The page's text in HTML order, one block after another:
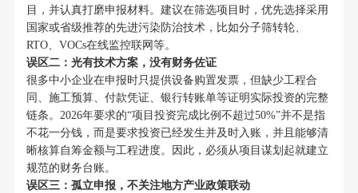
目，并认真打磨申报材料。建议在筛选项目时，优先选择采用
国家或省级推荐的先进污染防治技术，比如分子筛转轮、
RTO、VOCs在线监控联网等。
误区二：光有技术方案，没有财务佐证
很多中小企业在申报时只提供设备购置发票，但缺少工程合
同、施工预算、付款凭证、银行转账单等证明实际投资的完整
链条。2026年要求的“项目投资完成比例不超过50%”并不是指
不花一分钱，而是要求投资已经发生并及时入账，并且能够清
晰核算自筹金额与工程进度。因此，必须从项目谋划起就建立
规范的财务台账。
误区三：孤立申报，不关注地方产业政策联动